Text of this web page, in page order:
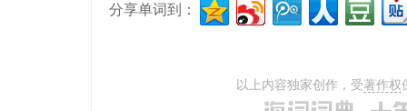
分享单词到：
以上内容独家创作，受著作权